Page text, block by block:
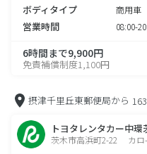
ボディタイプ 商用車
営業時間 08:00-
6時間まで9,900円
免責補償制度1,100円
摂津千里丘東郵便局から
トヨタレンタカー中環
茨木市高浜町2-22 カロ